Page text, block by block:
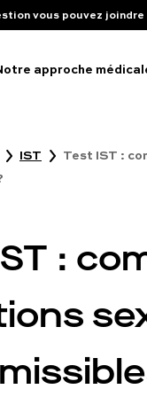
vous pouvez
approche
d'érection
sexuels
sur le pénis
IST
Test IST :
: